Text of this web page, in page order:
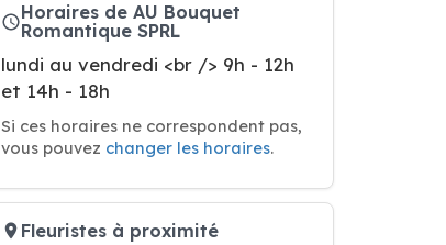
Horaires de AU Bouquet
Romantique SPRL
lundi au vendredi <br /> 9h - 12h
et 14h - 18h
Si ces horaires ne correspondent pas,
vous pouvez changer les horaires.
Fleuristes à proximité